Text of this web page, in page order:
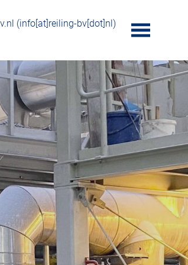
(info[at]reiling-bv[dot]nl)
toggle